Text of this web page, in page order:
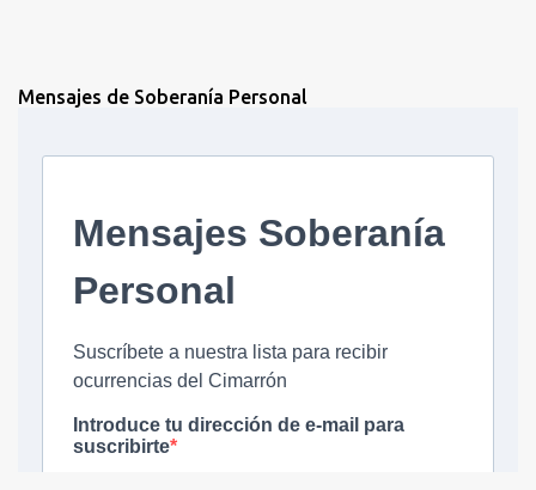
Mensajes de Soberanía Personal